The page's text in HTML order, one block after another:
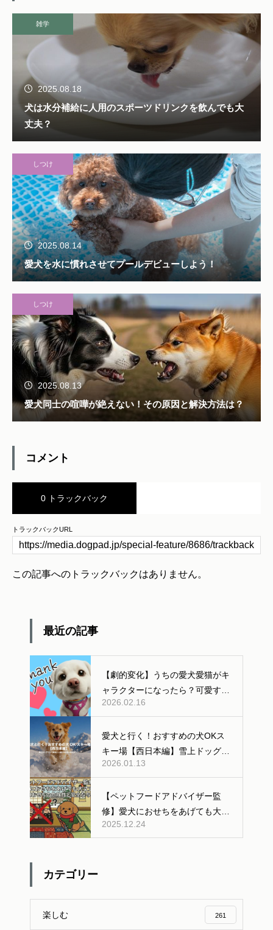
雑学
2025.08.18
犬は水分補給に人用のスポーツドリンクを飲んでも大
丈夫？
しつけ
2025.08.14
愛犬を水に慣れさせてプールデビューしよう！
しつけ
2025.08.13
愛犬同士の喧嘩が絶えない！その原因と解決方法は？
コメント
0 トラックバック
トラックバックURL
この記事へのトラックバックはありません。
最近の記事
【劇的変化】うちの愛犬愛猫がキ
ャラクターになったら？可愛すぎ
る「AI変身」ギャラリー公開！
2026.02.16
愛犬と行く！おすすめの犬OKス
キー場【西日本編】雪上ドッグラ
ンあり
2026.01.13
【ペットフードアドバイザー監
修】愛犬におせちをあげても大丈
夫？人間用おせちの危険性と安全
2025.12.24
カテゴリー
楽しむ 261